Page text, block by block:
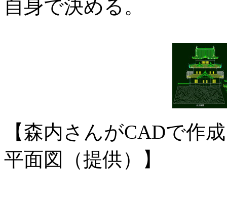
自身で決める。
【森内さんがCADで作
平面図（提供）】